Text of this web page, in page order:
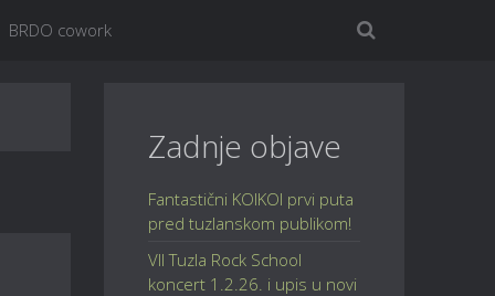
BRDO cowork
Zadnje objave
Fantastični KOIKOI prvi puta
pred tuzlanskom publikom!
VII Tuzla Rock School
koncert 1.2.26. i upis u novi